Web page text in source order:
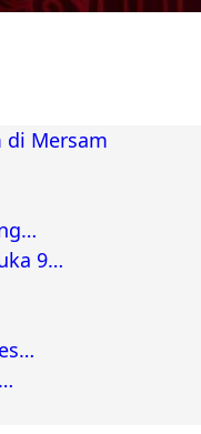
di Mersam
9…